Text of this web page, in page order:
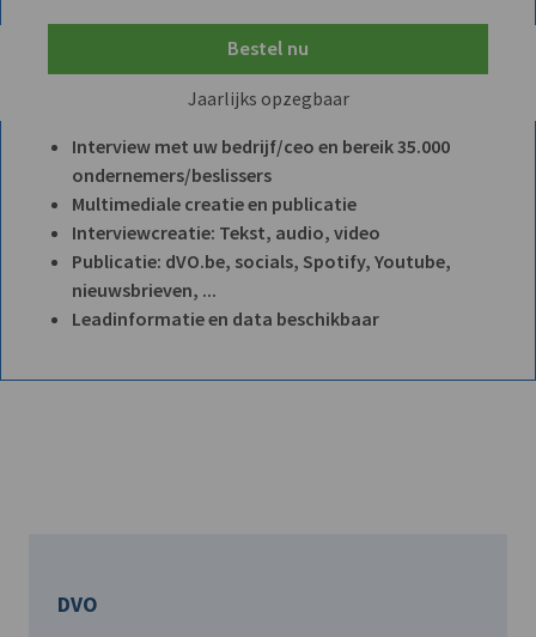
Bestel nu
Jaarlijks opzegbaar
Interview met uw bedrijf/ceo en bereik 35.000
ondernemers/beslissers
Multimediale creatie en publicatie
Interviewcreatie: Tekst, audio, video
Publicatie: dVO.be, socials, Spotify, Youtube,
nieuwsbrieven, ...
Leadinformatie en data beschikbaar
DVO